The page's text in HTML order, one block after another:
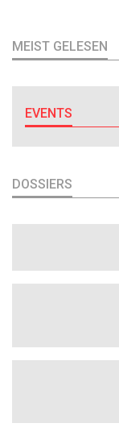
MEIST GELESEN
EVENTS
DOSSIERS